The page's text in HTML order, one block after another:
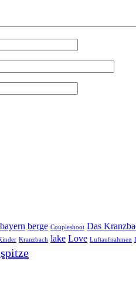
bayern berge Coupleshoot Das
Kranzbach lake Love Luftaufnahmen